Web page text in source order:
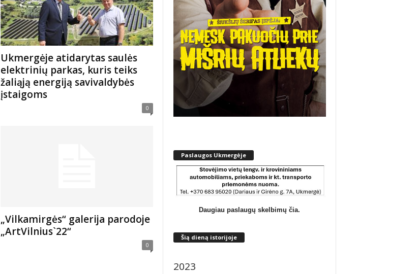
Ukmergėje atidarytas saulės
elektrinių parkas, kuris teiks
žaliąją energiją savivaldybės
įstaigoms
0
„Vilkamirgės“ galerija parodoje
„ArtVilnius`22“
0
Paslaugos Ukmergėje
Daugiau paslaugų skelbimų čia.
Šią dieną istorijoje
2023